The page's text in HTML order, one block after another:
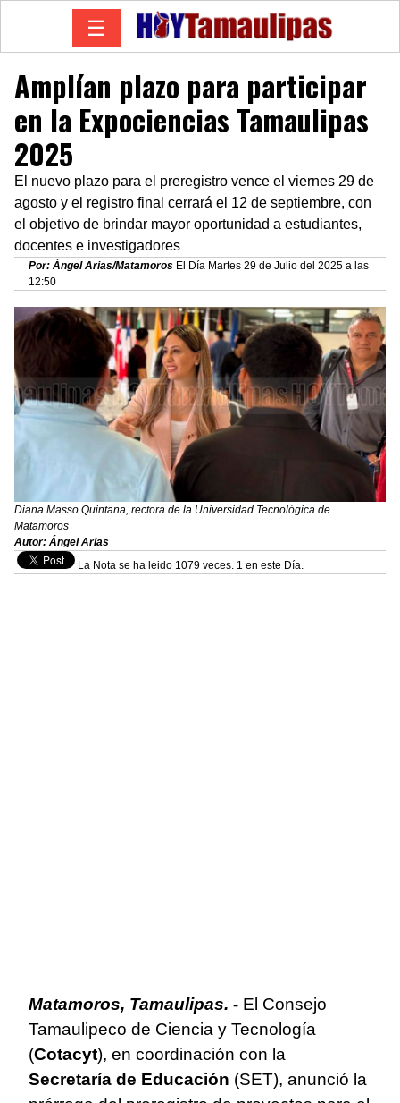
☰
Amplían plazo para participar
en la Expociencias Tamaulipas
2025
El nuevo plazo para el preregistro vence el viernes 29 de
agosto y el registro final cerrará el 12 de septiembre, con
el objetivo de brindar mayor oportunidad a estudiantes,
docentes e investigadores
Por: Ángel Arias/Matamoros El Día Martes 29 de Julio del 2025 a las
12:50
Diana Masso Quintana, rectora de la Universidad Tecnológica de
Matamoros
Autor: Ángel Arias
La Nota se ha leido 1079 veces. 1 en este Día.
Matamoros, Tamaulipas. - El Consejo
Tamaulipeco de Ciencia y Tecnología
(Cotacyt), en coordinación con la
Secretaría de Educación (SET), anunció la